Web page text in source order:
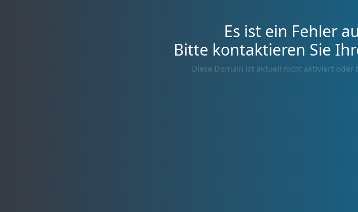
Es ist ein Fehler
Bitte kontaktieren Sie
Diese Domain ist aktuell nicht aktiviert oder